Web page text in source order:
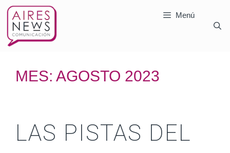
Menú
MES: AGOSTO 2023
LAS PISTAS DEL